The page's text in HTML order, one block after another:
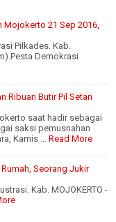
21 Sep 2016,
Pilkades. Kab.
Demokrasi
Ribuan Butir Pil Setan
saat hadir sebagai
saksi pemusnahan
Kamis …
Read More
Seorang Jukir
Kab. MOJOKERTO -